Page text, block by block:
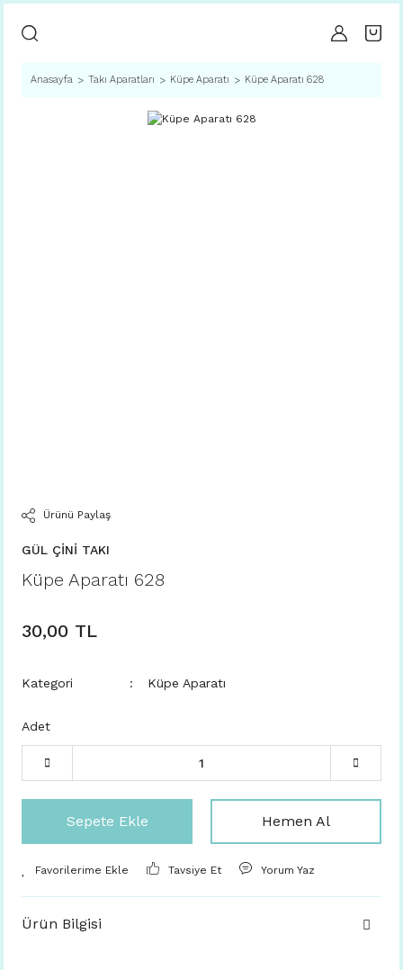
Anasayfa Takı Aparatları Küpe Aparatı Küpe Aparatı 628
Ürünü Paylaş
GÜL ÇİNİ TAKI
Küpe Aparatı 628
30,00 TL
Kategori Küpe Aparatı
Adet
Sepete Ekle Hemen Al
Tavsiye Et Yorum Yaz
Ürün Bilgisi